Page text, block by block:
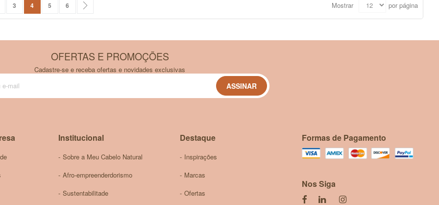
Página
3 Você esta lendo a pagina
4 Página
5 Página
6 Mostrar por página
OFERTAS E PROMOÇÕES
Cadastre-se e receba ofertas e novidades exclusivas
ASSINAR
Institucional
Sobre a Meu Cabelo Natural
Afro-empreenderdorismo
Sustentabilitade
Destaque
Inspirações
Marcas
Ofertas
Formas de Pagamento
Nos Siga